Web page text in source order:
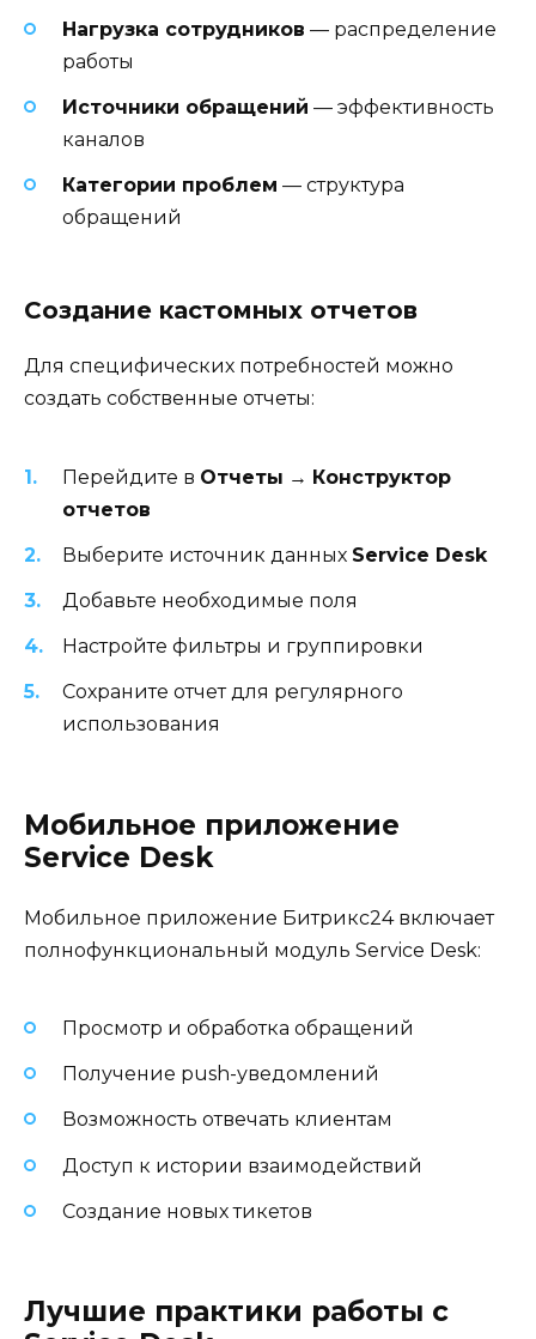
Нагрузка сотрудников — распределение
работы
Источники обращений — эффективность
каналов
Категории проблем — структура
обращений
Создание кастомных отчетов
Для специфических потребностей можно
создать собственные отчеты:
Перейдите в Отчеты → Конструктор
отчетов
Выберите источник данных Service Desk
Добавьте необходимые поля
Настройте фильтры и группировки
Сохраните отчет для регулярного
использования
Мобильное приложение
Service Desk
Мобильное приложение Битрикс24 включает
полнофункциональный модуль Service Desk:
Просмотр и обработка обращений
Получение push-уведомлений
Возможность отвечать клиентам
Доступ к истории взаимодействий
Создание новых тикетов
Лучшие практики работы с